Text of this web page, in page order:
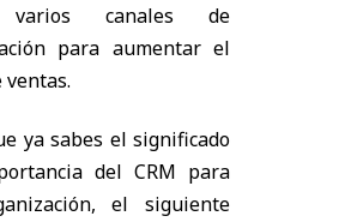
canales de
para aumentar el
ventas.
ya sabes el significado
del CRM para
el siguiente